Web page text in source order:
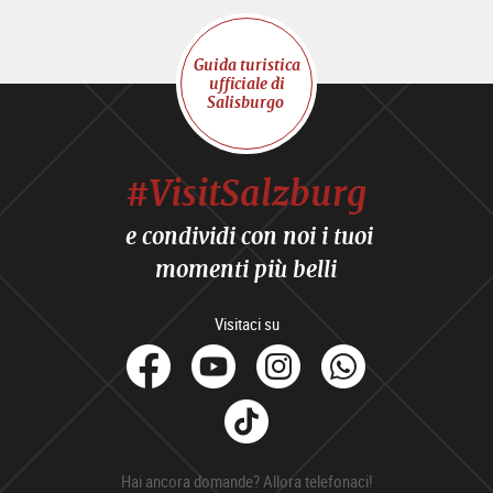
Guida turistica
ufficiale di
Salisburgo
#VisitSalzburg
e condividi con noi i tuoi
momenti più belli
Visitaci su
facebook
YoutubeInstagram
Tik
Tok
Hai ancora domande? Allora telefonaci!